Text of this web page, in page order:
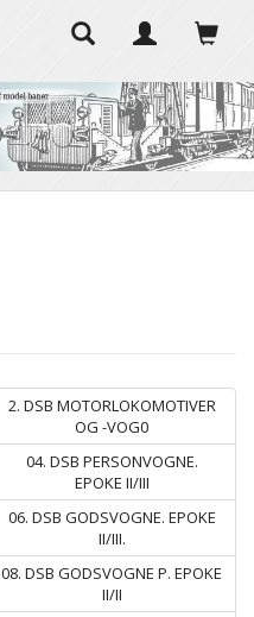
2. DSB MOTORLOKOMOTIVER
OG -VOG0
04. DSB PERSONVOGNE.
EPOKE II/III
06. DSB GODSVOGNE. EPOKE
II/III.
08. DSB GODSVOGNE P. EPOKE
II/II